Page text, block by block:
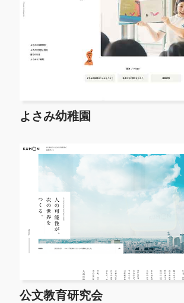
よさみ幼稚園
公文教育研究会